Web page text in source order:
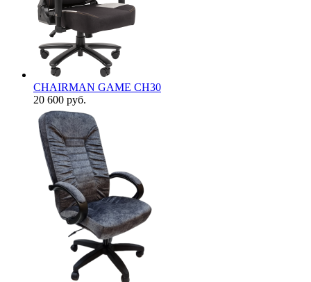
CHAIRMAN GAME CH30
20 600 руб.